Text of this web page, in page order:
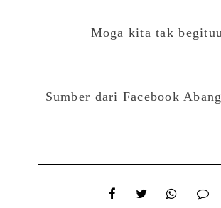
Moga kita tak begituu
Sumber dari Facebook